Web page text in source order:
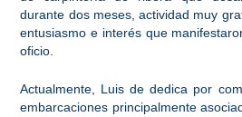
durante dos meses, actividad muy
entusiasmo e interés que
oficio.
Actualmente, Luis de dedica por
embarcaciones principalmente